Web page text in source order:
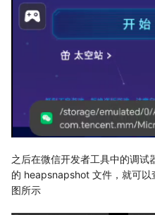
之后在微信开发者工具中的调
的 heapsnapshot 文件，就可
图所示